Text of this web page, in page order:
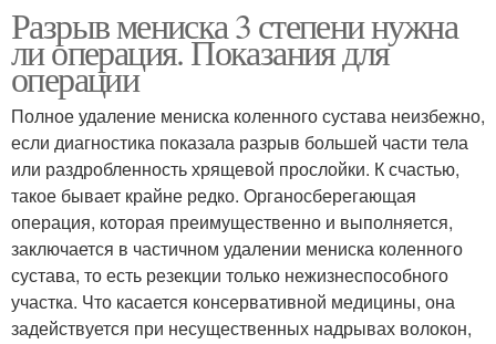
Разрыв мениска 3 степени нужна
ли операция. Показания для
операции
Полное удаление мениска коленного сустава неизбежно,
если диагностика показала разрыв большей части тела
или раздробленность хрящевой прослойки. К счастью,
такое бывает крайне редко. Органосберегающая
операция, которая преимущественно и выполняется,
заключается в частичном удалении мениска коленного
сустава, то есть резекции только нежизнеспособного
участка. Что касается консервативной медицины, она
задействуется при несущественных надрывах волокон,